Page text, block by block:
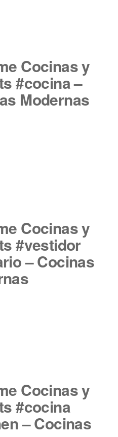
Cocinas y
#cocina –
Modernas
Cocinas y
#vestidor
– Cocinas
Cocinas y
#cocina
– Cocinas